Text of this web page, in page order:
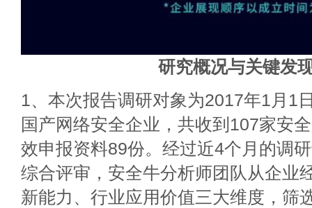
研究概况与关键发
1、本次报告调研对象为2017年1月1
国产网络安全企业，共收到107家安
效申报资料89份。经过近4个月的调
综合评审，安全牛分析师团队从企业
新能力、行业应用价值三大维度，筛